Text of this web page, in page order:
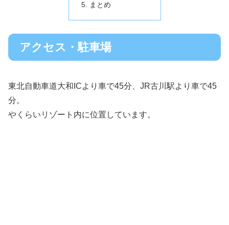
まとめ
アクセス・駐車場
東北自動車道大和ICより車で45分、JR古川駅より車で45
分。
やくらいリゾート内に位置しています。